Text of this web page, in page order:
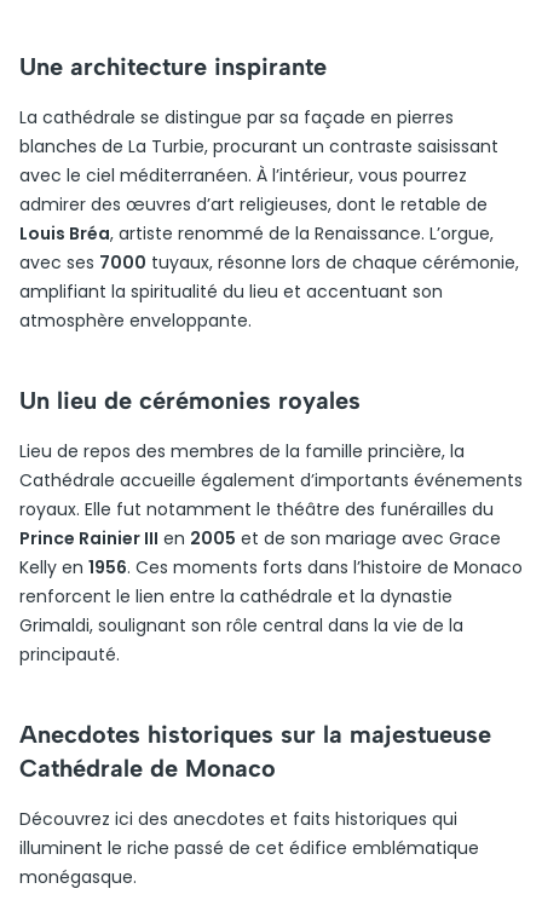
Une architecture inspirante
La cathédrale se distingue par sa façade en pierres
blanches de La Turbie, procurant un contraste saisissant
avec le ciel méditerranéen. À l’intérieur, vous pourrez
admirer des œuvres d’art religieuses, dont le retable de
Louis Bréa, artiste renommé de la Renaissance. L’orgue,
avec ses 7000 tuyaux, résonne lors de chaque cérémonie,
amplifiant la spiritualité du lieu et accentuant son
atmosphère enveloppante.
Un lieu de cérémonies royales
Lieu de repos des membres de la famille princière, la
Cathédrale accueille également d’importants événements
royaux. Elle fut notamment le théâtre des funérailles du
Prince Rainier III en 2005 et de son mariage avec Grace
Kelly en 1956. Ces moments forts dans l’histoire de Monaco
renforcent le lien entre la cathédrale et la dynastie
Grimaldi, soulignant son rôle central dans la vie de la
principauté.
Anecdotes historiques sur la majestueuse
Cathédrale de Monaco
Découvrez ici des anecdotes et faits historiques qui
illuminent le riche passé de cet édifice emblématique
monégasque.